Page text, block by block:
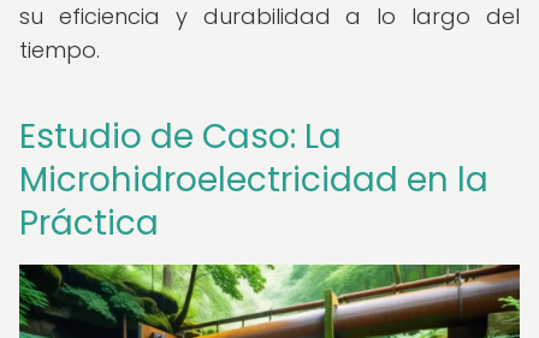
su eficiencia y durabilidad a lo largo del
tiempo.
Estudio de Caso: La
Microhidroelectricidad en la
Práctica